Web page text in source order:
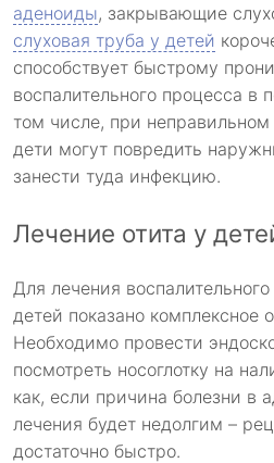
аденоиды, закрывающие
слуховая труба у детей
способствует быстрому
воспалительного процесса в
том числе, при
дети могут повредить
занести туда инфекцию.
Лечение отита у
Для лечения
детей показано комплексное
Необходимо провести
посмотреть носоглотку на
как, если причина болезни в
лечения будет недолгим –
достаточно быстро.